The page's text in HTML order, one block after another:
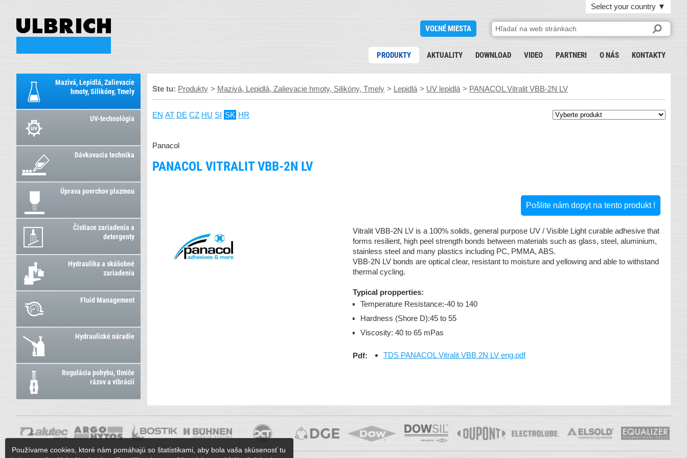
Select your country ▼
VOĽNÉ MIESTA
PRODUKTY AKTUALITY DOWNLOAD VIDEO PARTNERI O NÁS KONTAKTY
Mazivá, Lepidlá, Zalievacie
hmoty, Silikóny, Tmely
UV-technológia
Dávkovacia technika
Úprava povrchov plazmou
Čistiace zariadenia a
detergenty
Hydraulika a skúšobné
zariadenia
Fluid Management
Hydraulické náradie
Regulácia pohybu, tlmiče
rázov a vibrácií
Ste tu: Produkty > Mazivá, Lepidlá, Zalievacie hmoty, Silikóny, Tmely > Lepidlá > UV lepidlá > PANACOL Vitralit VBB-2N LV
EN AT DE CZ HU SI SK HR
Panacol
PANACOL VITRALIT VBB-2N LV
Pošlite nám dopyt na tento produkt !
Vitralit VBB-2N LV is a 100% solids, general purpose UV / Visible Light curable adhesive that
forms resilient, high peel strength bonds between materials such as glass, steel, aluminium,
stainless steel and many plastics including PC, PMMA, ABS.
VBB-2N LV bonds are optical clear, resistant to moisture and yellowing and able to withstand
thermal cycling.
Typical propperties:
Temperature Resistance:-40 to 140
Hardness (Shore D):45 to 55
Viscosity: 40 to 65 mPas
Pdf: TDS PANACOL Vitralit VBB 2N LV eng.pdf
Používame cookies, ktoré nám pomáhajú so štatistikami, aby bola vaša skúsenosť tu